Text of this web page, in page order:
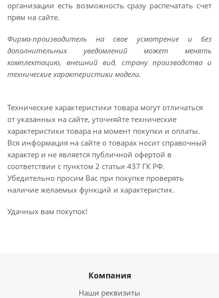
организации есть возможность сразу распечатать счет
прям на сайте.
Фирма-производитель на свое усмотрение и без
дополнительных уведомлений может менять
комплектацию, внешний вид, страну производства и
технические характеристики модели.
Технические характеристики товара могут отличаться
от указанных на сайте, уточняйте технические
характеристики товара на момент покупки и оплаты.
Вся информация на сайте о товарах носит справочный
характер и не является публичной офертой в
соответствии с пунктом 2 статьи 437 ГК РФ.
Убедительно просим Вас при покупке проверять
наличие желаемых функций и характеристик.
Удачных вам покупок!
Компания
Наши реквизиты